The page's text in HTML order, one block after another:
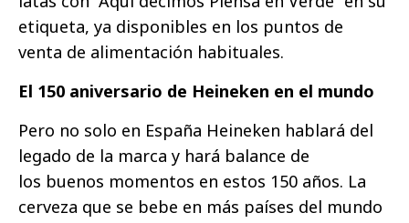
etiqueta, ya disponibles en los puntos de
venta de alimentación habituales.
El 150 aniversario de Heineken en el mundo
Pero no solo en España Heineken hablará del
legado de la marca y hará balance de
los buenos momentos en estos 150 años. La
cerveza que se bebe en más países del mundo